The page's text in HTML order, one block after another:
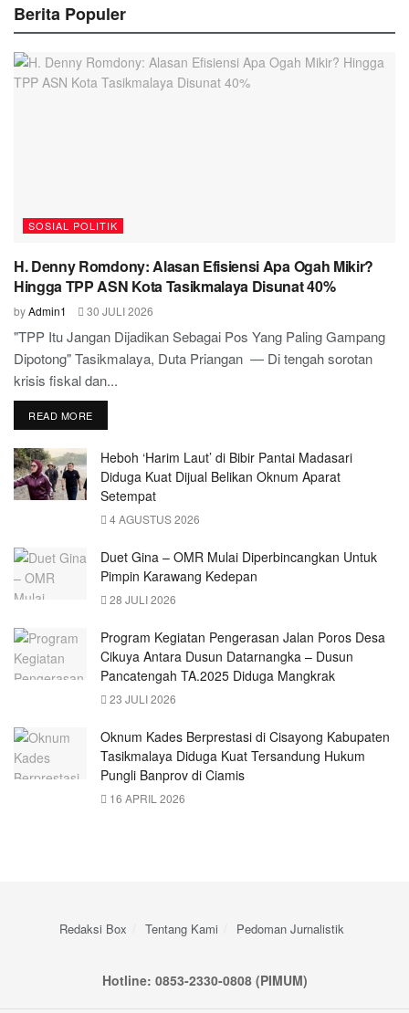
Berita Populer
SOSIAL POLITIK
H. Denny Romdony: Alasan Efisiensi Apa Ogah Mikir?
Hingga TPP ASN Kota Tasikmalaya Disunat 40%
byAdmin1 30 JULI 2026
"TPP Itu Jangan Dijadikan Sebagai Pos Yang Paling Gampang
Dipotong" Tasikmalaya, Duta Priangan — Di tengah sorotan
krisis fiskal dan...
READ MORE
Heboh ‘Harim Laut’ di Bibir Pantai Madasari
Diduga Kuat Dijual Belikan Oknum Aparat
Setempat
4 AGUSTUS 2026
Duet Gina – OMR Mulai Diperbincangkan Untuk
Pimpin Karawang Kedepan
28 JULI 2026
Program Kegiatan Pengerasan Jalan Poros Desa
Cikuya Antara Dusun Datarnangka – Dusun
Pancatengah TA.2025 Diduga Mangkrak
23 JULI 2026
Oknum Kades Berprestasi di Cisayong Kabupaten
Tasikmalaya Diduga Kuat Tersandung Hukum
Pungli Banprov di Ciamis
16 APRIL 2026
Redaksi Box Tentang Kami Pedoman Jurnalistik
Hotline: 0853-2330-0808 (PIMUM)